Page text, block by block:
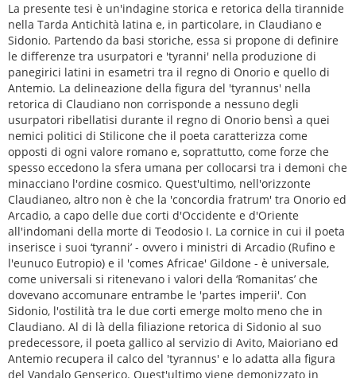
La presente tesi è un'indagine storica e retorica della tirannide
nella Tarda Antichità latina e, in particolare, in Claudiano e
Sidonio. Partendo da basi storiche, essa si propone di definire
le differenze tra usurpatori e 'tyranni' nella produzione di
panegirici latini in esametri tra il regno di Onorio e quello di
Antemio. La delineazione della figura del 'tyrannus' nella
retorica di Claudiano non corrisponde a nessuno degli
usurpatori ribellatisi durante il regno di Onorio bensì a quei
nemici politici di Stilicone che il poeta caratterizza come
opposti di ogni valore romano e, soprattutto, come forze che
spesso eccedono la sfera umana per collocarsi tra i demoni che
minacciano l'ordine cosmico. Quest'ultimo, nell'orizzonte
Claudianeo, altro non è che la 'concordia fratrum' tra Onorio ed
Arcadio, a capo delle due corti d'Occidente e d'Oriente
all'indomani della morte di Teodosio I. La cornice in cui il poeta
inserisce i suoi ‘tyranni’ - ovvero i ministri di Arcadio (Rufino e
l'eunuco Eutropio) e il 'comes Africae' Gildone - è universale,
come universali si ritenevano i valori della ‘Romanitas’ che
dovevano accomunare entrambe le 'partes imperii'. Con
Sidonio, l'ostilità tra le due corti emerge molto meno che in
Claudiano. Al di là della filiazione retorica di Sidonio al suo
predecessore, il poeta gallico al servizio di Avito, Maioriano ed
Antemio recupera il calco del 'tyrannus' e lo adatta alla figura
del Vandalo Genserico. Quest'ultimo viene demonizzato in